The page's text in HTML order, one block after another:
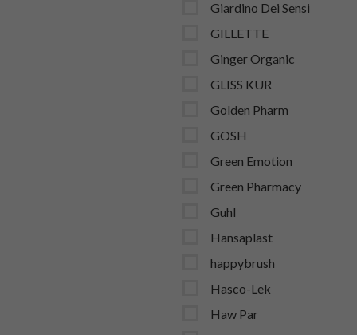
Giardino Dei Sensi
GILLETTE
Ginger Organic
GLISS KUR
Golden Pharm
GOSH
Green Emotion
Green Pharmacy
Guhl
Hansaplast
happybrush
Hasco-Lek
Haw Par